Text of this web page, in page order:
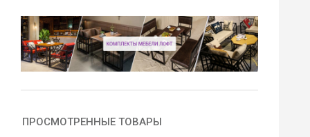
ПРОСМОТРЕННЫЕ ТОВАРЫ